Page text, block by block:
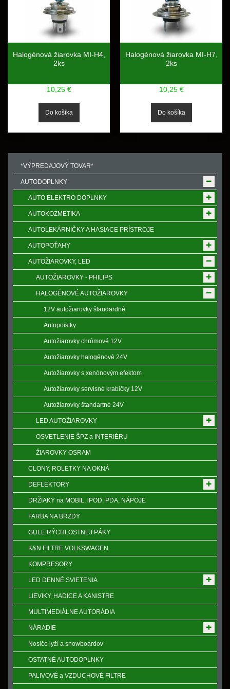
Halogénová žiarovka MI-H4,
2ks
10,25 €
Halogénová žiarovka MI-H7,
2ks
10,25 €
*VÝPREDAJOVÝ TOVAR*
AUTODOPLNKY
AUTO ELEKTRO DOPLNKY
AUTOKOZMETIKA
AUTOLEKÁRNIČKY A HASIACE PRÍSTROJE
AUTOPOŤAHY
AUTOŽIAROVKY, LED
AUTOŽIAROVKY - PHILIPS
HALOGÉNOVÉ AUTOŽIAROVKY
12V autožiarovky štandardné
Autopoistky
Autožiarovky chrómové 12V
Autožiarovky halogénové 24V
Autožiarovky s xenónovým efektom
Autožiarovky servisné krabičky 12V
Autožiarovky štandartné 24V
LED AUTOŽIAROVKY
OSVETLENIE ŠPZ a INTERIÉRU
ŽIAROVKY OSRAM
CLONY, ROLETKY NA OKNÁ
DEFLEKTORY
DRŽIAKY na MOBIL, iPOD, PDA, NÁPOJE
FARBA NA BRZDY
GULE RÝCHLOSTNEJ PÁKY
K&N FILTRE VOLKSWAGEN
KOMPRESORY
LED DENNÉ SVIETENIA
LIEVIKY, HADICE A KANISTRE
MULTIMEDIÁLNE AUTORÁDIA
NÁRADIE
Nosiče lyží a snowboardov
OSTATNÉ AUTODOPLNKY
PALIVOVÉ a VZDUCHOVÉ FILTRE